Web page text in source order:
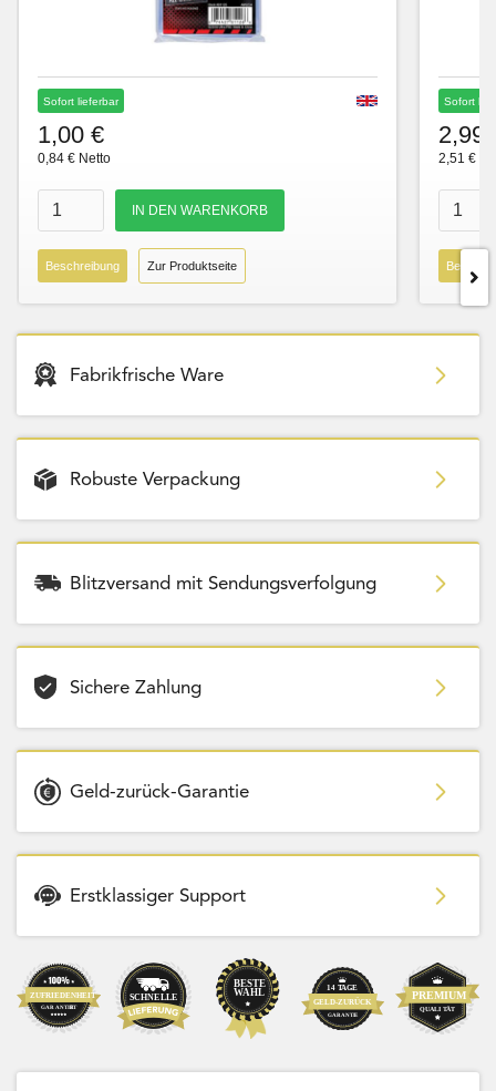
Sofort lieferbar
1,00 €
0,84 € Netto
Beschreibung Zur Produktseite
Sofort
2,99
2,51 €
Fabrikfrische Ware
Robuste Verpackung
Blitzversand mit Sendungsverfolgung
Sichere Zahlung
Geld-zurück-Garantie
Erstklassiger Support